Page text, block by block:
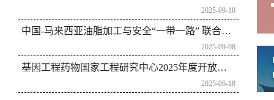
2025-09-10
中国-马来西亚油脂加工与安全“一带一路” 联合实验室开放课题申请通知
2025-09-08
基因工程药物国家工程研究中心2025年度开放课题申报指南
2025-06-18